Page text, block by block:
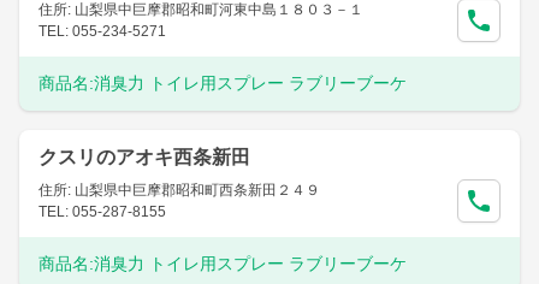
住所: 山梨県中巨摩郡昭和町河東中島１８０３－１
TEL: 055-234-5271
商品名:消臭力 トイレ用スプレー ラブリーブーケ
クスリのアオキ西条新田
住所: 山梨県中巨摩郡昭和町西条新田２４９
TEL: 055-287-8155
商品名:消臭力 トイレ用スプレー ラブリーブーケ